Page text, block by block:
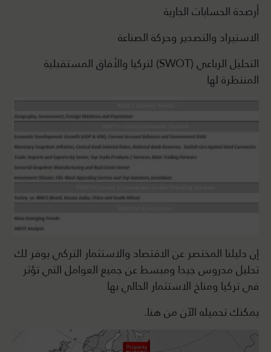
أرصدة الحسابات الجارية
الاستيراد والتصدير وحركة الصناعة
التحليل الرباعي (SWOT) لتركيا والأفاق المستقبلية
المنتظرة لها
إن دليلنا المختصر عن الاقتصاد والاستثمار التركي يوفر لك
تحليل مدروس جيدا ومبسط عن جميع العوامل التي تؤثر
في تركيا ومناخ الاستثمار الحالي بها
يمكنك تحميله الآن من هنا.